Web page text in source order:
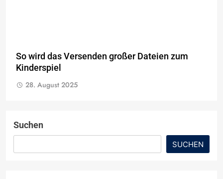
So wird das Versenden großer Dateien zum
Kinderspiel
28. August 2025
Suchen
SUCHEN